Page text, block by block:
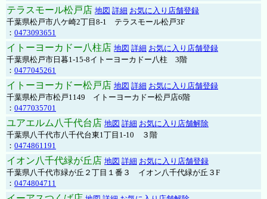
テラスモール松戸店 地図 詳細 お気に入り店舗登録
千葉県松戸市八ケ崎2丁目8-1 テラスモール松戸3F
： 0473093651
イトーヨーカドー八柱店 地図 詳細 お気に入り店舗登録
千葉県松戸市日暮1-15-8イトーヨーカドー八柱 3階
： 0477045261
イトーヨーカドー松戸店 地図 詳細 お気に入り店舗登録
千葉県松戸市松戸1149 イトーヨーカドー松戸店6階
： 0477035701
ユアエルム八千代台店 地図 詳細 お気に入り店舗解除
千葉県八千代市八千代台東1丁目1-10 ３階
： 0474861191
イオン八千代緑が丘店 地図 詳細 お気に入り店舗登録
千葉県八千代市緑が丘２丁目１番３ イオン八千代緑が丘３F
： 0474804711